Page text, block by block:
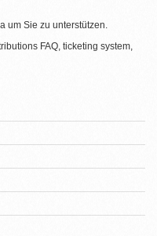
um Sie zu unterstützen.
FAQ, ticketing system,